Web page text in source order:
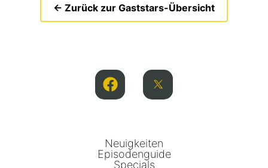
← Zurück zur Gaststars-Übersicht
Neuigkeiten
Episodenguide
Specials